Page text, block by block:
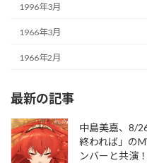
1996年3月
1966年3月
1966年2月
最新の記事
中島美嘉、8/
終われば」の
ンバーと共演！